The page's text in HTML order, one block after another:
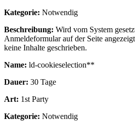
Kategorie: Notwendig
Beschreibung: Wird vom System
Anmeldeformular auf der Seite
keine Inhalte geschrieben.
Name: ld-cookieselection**
Dauer: 30 Tage
Art: 1st Party
Kategorie: Notwendig